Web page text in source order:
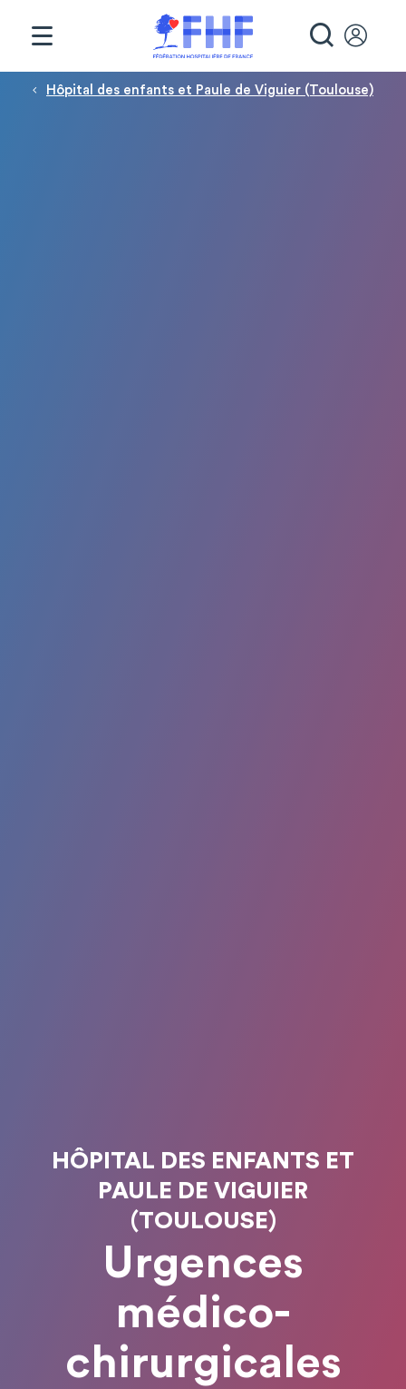
Fil d'Ariane
Hôpital des enfants et Paule de Viguier (Toulouse)
HÔPITAL DES ENFANTS ET
PAULE DE VIGUIER
(TOULOUSE)
Urgences
médico-
chirurgicales
Panneau de gestion des cookies